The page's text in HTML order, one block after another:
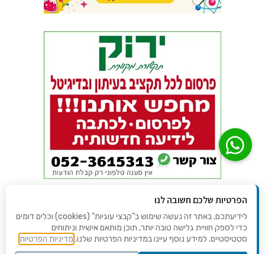
הפרטיות שלכם חשובה לנו
לידיעתכם, באתר זה נעשה שימוש ב"קבצי עוגיות" (cookies) וכלים דומים
כדי לספק חוויית גלישה טובה יותר, תוכן מותאם אישית וניתוחים
סטטיסטיים. למידע נוסף עיינו במדיניות הפרטיות שלנו. מדיניות הפרטיות